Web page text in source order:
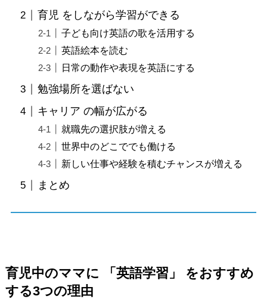
育児 をしながら学習ができる
子ども向け英語の歌を活用する
英語絵本を読む
日常の動作や表現を英語にする
勉強場所を選ばない
キャリア の幅が広がる
就職先の選択肢が増える
世界中のどこででも働ける
新しい仕事や経験を積むチャンスが増える
まとめ
育児中のママに 「英語学習」 をおすすめ
する3つの理由